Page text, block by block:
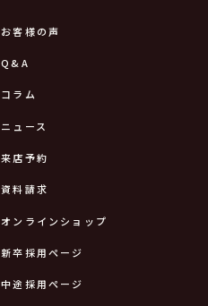
お客様の声
Q&A
コラム
ニュース
来店予約
資料請求
オンラインショップ
新卒採用ページ
中途採用ページ